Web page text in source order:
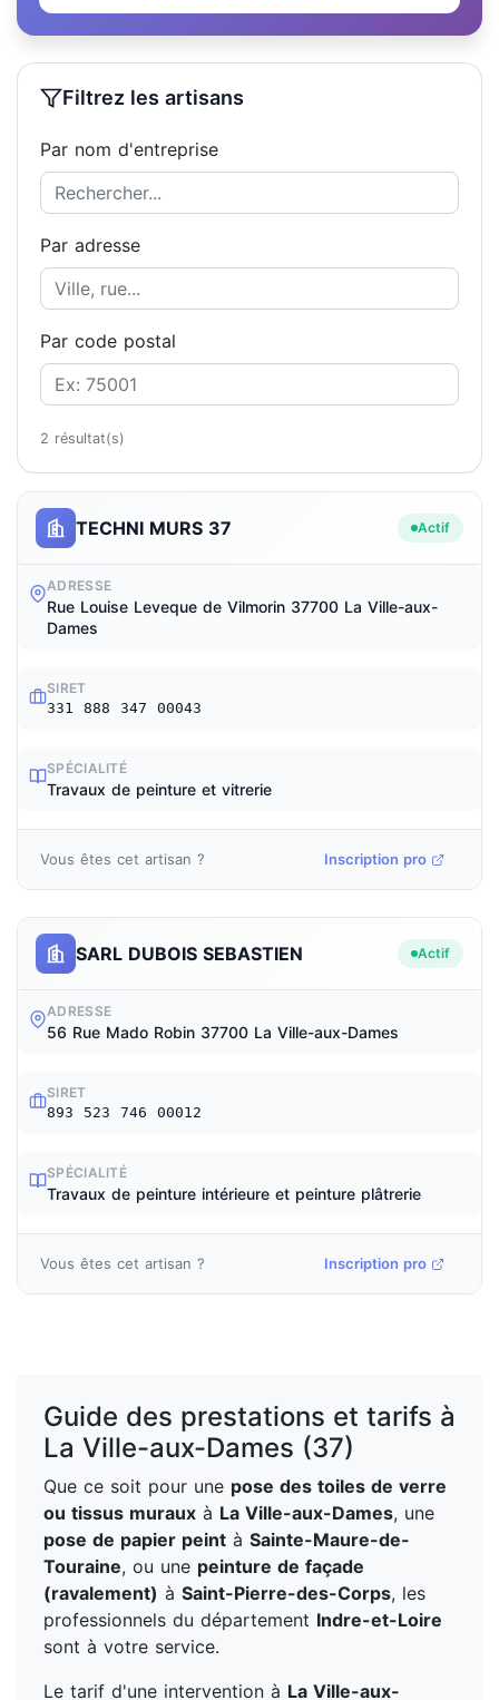
TECHNI MURS 37 Actif
ADRESSE
Rue Louise Leveque de Vilmorin 37700 La Ville-aux-
Dames
SIRET
331 888 347 00043
SPÉCIALITÉ
Travaux de peinture et vitrerie
Vous êtes cet artisan ? Inscription pro
SARL DUBOIS SEBASTIEN Actif
ADRESSE
56 Rue Mado Robin 37700 La Ville-aux-Dames
SIRET
893 523 746 00012
SPÉCIALITÉ
Travaux de peinture intérieure et peinture plâtrerie
Vous êtes cet artisan ? Inscription pro
Filtrez les artisans
Par nom d'entreprise
Par adresse
Par code postal
2 résultat(s)
Guide des prestations et tarifs à
La Ville-aux-Dames (37)
Que ce soit pour une pose des toiles de verre
ou tissus muraux à La Ville-aux-Dames, une
pose de papier peint à Sainte-Maure-de-
Touraine, ou une peinture de façade
(ravalement) à Saint-Pierre-des-Corps, les
professionnels du département Indre-et-Loire
sont à votre service.
Le tarif d'une intervention à La Ville-aux-